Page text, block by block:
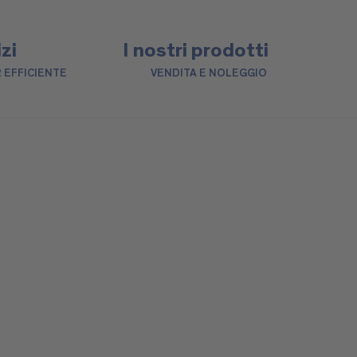
EFFICIENTE
I nostri prodotti
VENDITA E NOLEGGIO